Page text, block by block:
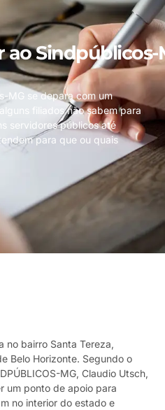
ao Sindpúblicos-
MG se depara com um
filiados não sabem para
servidores públicos até
para que ou quais
no bairro Santa Tereza,
Belo Horizonte. Segundo o
MG, Claudio Utsch,
um ponto de apoio para
no interior do estado e